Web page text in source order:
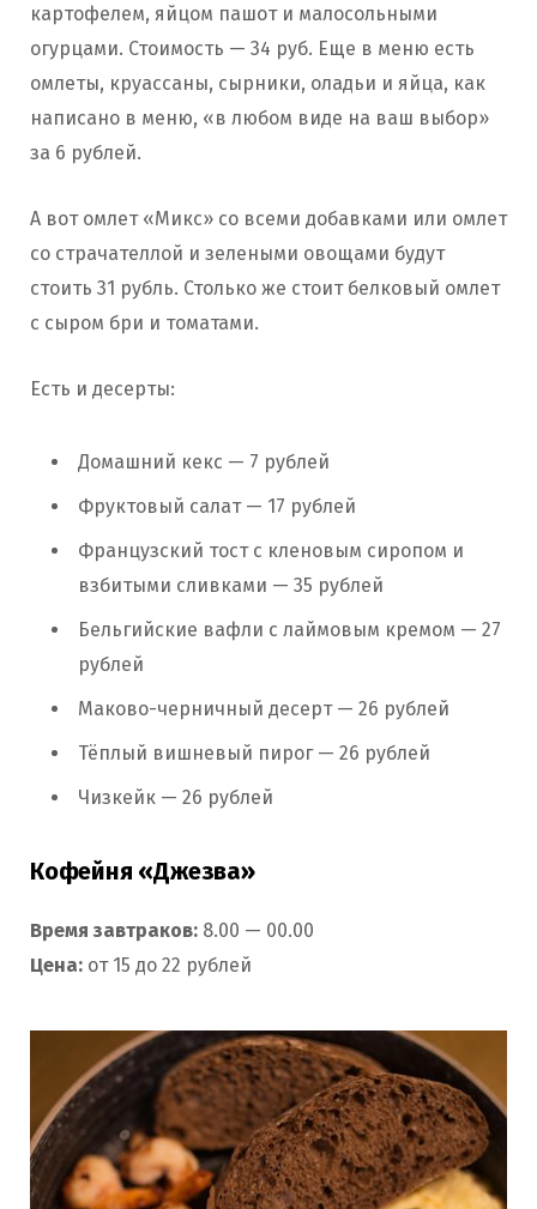
картофелем, яйцом пашот и малосольными
огурцами. Стоимость — 34 руб. Еще в меню есть
омлеты, круассаны, сырники, оладьи и яйца, как
написано в меню, «в любом виде на ваш выбор»
за 6 рублей.
А вот омлет «Микс» со всеми добавками или омлет
со страчателлой и зелеными овощами будут
стоить 31 рубль. Столько же стоит белковый омлет
с сыром бри и томатами.
Есть и десерты:
Домашний кекс — 7 рублей
Фруктовый салат — 17 рублей
Французский тост с кленовым сиропом и
взбитыми сливками — 35 рублей
Бельгийские вафли с лаймовым кремом — 27
рублей
Маково-черничный десерт — 26 рублей
Тёплый вишневый пирог — 26 рублей
Чизкейк — 26 рублей
Кофейня «Джезва»
Время завтраков: 8.00 — 00.00
Цена: от 15 до 22 рублей